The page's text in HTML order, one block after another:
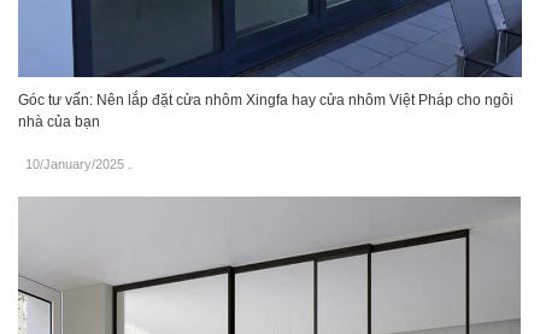
Góc tư vấn: Nên lắp đặt cửa nhôm Xingfa hay cửa nhôm Việt Pháp cho ngôi
nhà của bạn
10/January/2025